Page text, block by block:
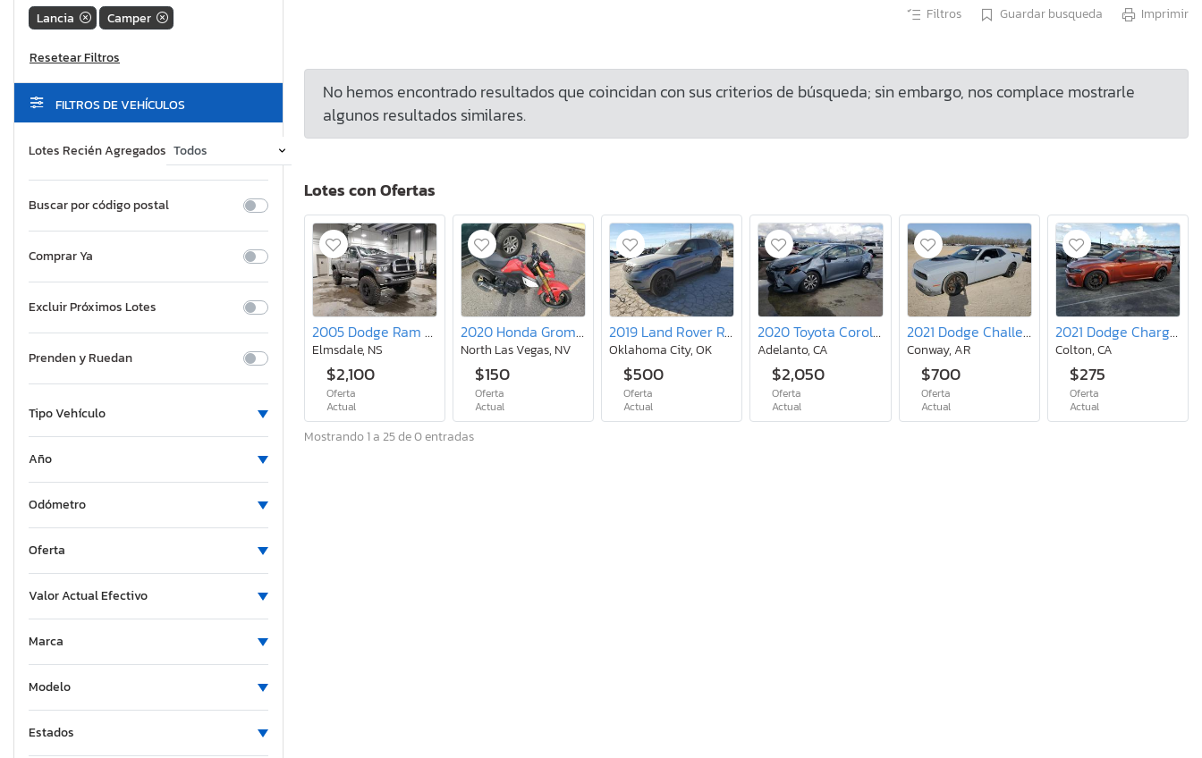
Lancia Camper
FILTROS DE VEHÍCULOS
Lotes Recién Agregados
Buscar por código postal
Comprar Ya
Excluir Próximos Lotes
Prenden y Ruedan
Tipo Vehículo
Año
Odómetro
Oferta
Valor Actual Efectivo
Marca
Modelo
Estados
Filtros Guardar busqueda Imprimir
No hemos encontrado resultados que coincidan con sus criterios de búsqueda; sin embargo, nos complace mostrarle
algunos resultados similares.
Lotes con Ofertas
2005 Dodge Ram 2500 st
Elmsdale, NS
$2,100
Oferta
Actual
2020 Honda Grom 125
North Las Vegas, NV
$150
Oferta
Actual
2019 Land Rover Range Rover Velar R-dynamic se
Oklahoma City, OK
$500
Oferta
Actual
2020 Toyota Corolla le
Adelanto, CA
$2,050
Oferta
Actual
2021 Dodge Challenger R/T
Conway, AR
$700
Oferta
Actual
2021 Dodge Charger srt Hellcat
Colton, CA
$275
Oferta
Actual
Mostrando 1 a 25 de 0 entradas